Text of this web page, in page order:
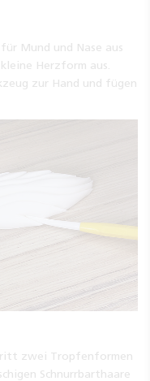
Mund und Nase aus
Herzform aus.
zur Hand und fügen
zwei Tropfenformen
Schnurrbarthaare